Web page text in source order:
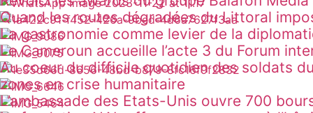
Quand les routes dégradées du Littoral
PATRIMOINE
La gastronomie comme levier de la
INNOVATION
Le Cameroun accueille l’acte 3 du Forum
ACTU
Au coeur du difficile quotidien des soldats
SOCIÉTÉ
Santé sexuelle et reproductive au
zones en crise humanitaire
Ô CŒUR DES ADMINISTRATIONS
L’ambassade des Etats-Unis ouvre 700
SANTÉ